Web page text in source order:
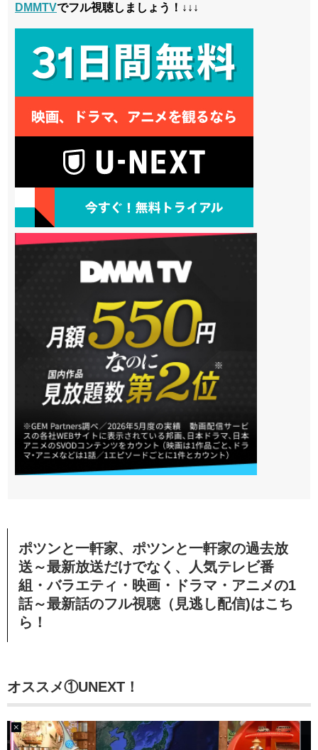
DMMTVでフル視聴しましょう！↓↓↓
ポツンと一軒家、ポツンと一軒家の過去放
送～最新放送だけでなく、人気テレビ番
組・バラエティ・映画・ドラマ・アニメの1
話～最新話のフル視聴（見逃し配信)はこち
ら！
オススメ①UNEXT！